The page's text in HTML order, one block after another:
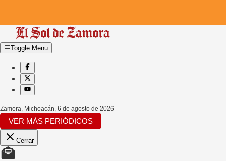
Toggle Menu
Zamora, Michoacán, 6 de agosto de 2026
VER MÁS PERIÓDICOS
Cerrar